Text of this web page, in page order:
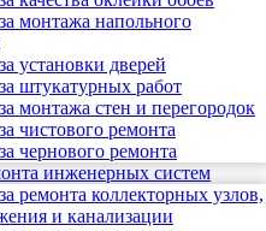
монтажа напольного
установки дверей
штукатурных работ
монтажа стен и перегородок
чистового ремонта
чернового ремонта
инженерных систем
ремонта коллекторных узлов,
и канализации